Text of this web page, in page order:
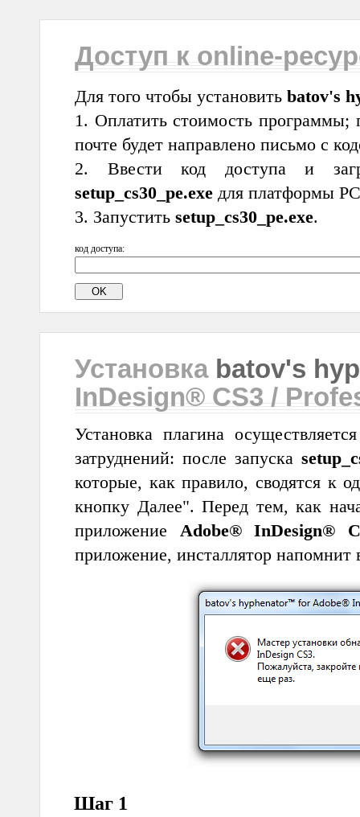
Доступ к online-
Для того чтобы установить batov's
1. Оплатить стоимость программы;
почте будет направлено письмо с
2. Ввести код доступа и
setup_cs30_pe.exe для платформы
3. Запустить setup_cs30_pe.exe.
код доступа:
Установка batov's
InDesign® CS3 /
Установка плагина
затруднений: после запуска
которые, как правило, сводятся к
кнопку Далее". Перед тем, как
приложение Adobe® InDesign®
приложение, инсталлятор напомнит
Шаг 1